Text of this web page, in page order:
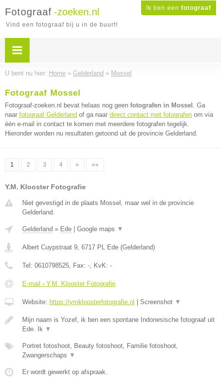
Ik ben een fotograaf
Fotograaf -zoeken.nl
Vind een fotograaf bij u in de buurt!
U bent nu hier: Home » Gelderland » Mossel
Fotograaf Mossel
Fotograaf-zoeken.nl bevat helaas nog geen fotografen in Mossel . Ga
naar fotograaf Gelderland of ga naar direct contact met fotografen om via
één e-mail in contact te komen met meerdere fotografen tegelijk.
Hieronder worden nu resultaten getoond uit de provincie Gelderland.
1 2 3 4 » »»
Y.M. Klooster Fotografie
Niet gevestigd in de plaats Mossel, maar wel in de provincie
Gelderland.
Gelderland » Ede Google maps ▼
Albert Cuypstraat 9, 6717 PL Ede (Gelderland)
Tel: 0610798525, Fax: -, KvK: -
E-mail › Y.M. Klooster Fotografie
Website: https://ymkloosterfotografie.nl Screenshot ▼
Mijn naam is Yozef, ik ben een spontane Indonesische fotograaf uit
Ede. Ik ▼
Portret fotoshoot, Beauty fotoshoot, Familie fotoshoot,
Zwangerschaps ▼
Er wordt gewerkt op afspraak.